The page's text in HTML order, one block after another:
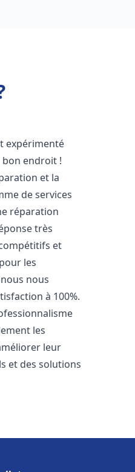
expérimenté
bon endroit !
et la
de services
réparation
très
et
les
nous
à 100%.
les
leur
et des solutions